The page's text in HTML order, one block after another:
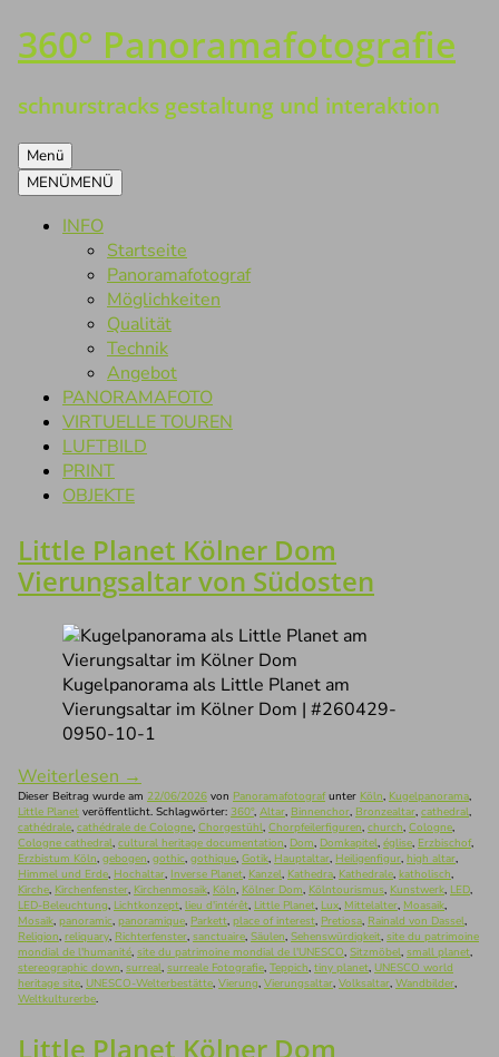
Zum
Inhalt
360° Panoramafotografie
schnurstracks gestaltung und interaktion
Menü
MENÜMENÜ
INFO
Startseite
Panoramafotograf
Möglichkeiten
Qualität
Technik
Angebot
PANORAMAFOTO
VIRTUELLE TOUREN
LUFTBILD
PRINT
OBJEKTE
Little Planet Kölner Dom
Vierungsaltar von Südosten
Kugelpanorama als Little Planet am
Vierungsaltar im Kölner Dom | #260429-
0950-10-1
Weiterlesen →
Dieser Beitrag wurde am 22/06/2026 von Panoramafotografunter Köln, Kugelpanorama,
Little Planet veröffentlicht. Schlagwörter: 360°, Altar, Binnenchor, Bronzealtar, cathedral,
cathédrale, cathédrale de Cologne, Chorgestühl, Chorpfeilerfiguren, church, Cologne,
Cologne cathedral, cultural heritage documentation, Dom, Domkapitel, église, Erzbischof,
Erzbistum Köln, gebogen, gothic, gothique, Gotik, Hauptaltar, Heiligenfigur, high altar,
Himmel und Erde, Hochaltar, Inverse Planet, Kanzel, Kathedra, Kathedrale, katholisch,
Kirche, Kirchenfenster, Kirchenmosaik, Köln, Kölner Dom, Kölntourismus, Kunstwerk, LED,
LED-Beleuchtung, Lichtkonzept, lieu d'intérêt, Little Planet, Lux, Mittelalter, Moasaik,
Mosaik, panoramic, panoramique, Parkett, place of interest, Pretiosa, Rainald von Dassel,
Religion, reliquary, Richterfenster, sanctuaire, Säulen, Sehenswürdigkeit, site du patrimoine
mondial de l'humanité, site du patrimoine mondial de l'UNESCO, Sitzmöbel, small planet,
stereographic down, surreal, surreale Fotografie, Teppich, tiny planet, UNESCO world
heritage site, UNESCO-Welterbestätte, Vierung, Vierungsaltar, Volksaltar, Wandbilder,
Weltkulturerbe.
Little Planet Kölner Dom